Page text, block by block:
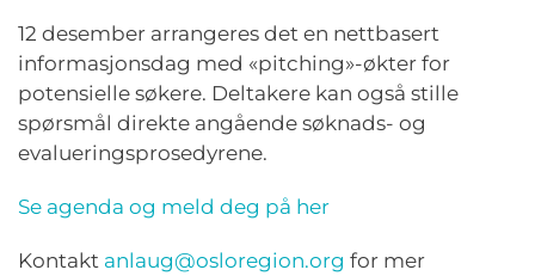
12 desember arrangeres det en nettbasert
informasjonsdag med «pitching»-økter for
potensielle søkere. Deltakere kan også stille
spørsmål direkte angående søknads- og
evalueringsprosedyrene.
Se agenda og meld deg på her
Kontakt anlaug@osloregion.org for mer